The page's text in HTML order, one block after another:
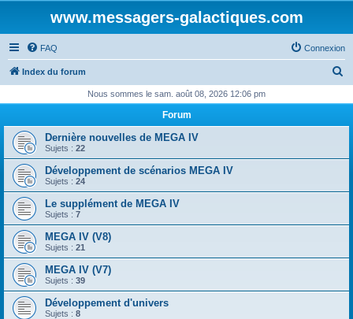
www.messagers-galactiques.com
FAQ Connexion
Index du forum
h
Nous sommes le sam. août 08, 2026 12:06 pm
Forum
Dernière nouvelles de MEGA IV
Sujets : 22
Développement de scénarios MEGA IV
Sujets : 24
Le supplément de MEGA IV
Sujets : 7
MEGA IV (V8)
Sujets : 21
MEGA IV (V7)
Sujets : 39
Développement d'univers
Sujets : 8